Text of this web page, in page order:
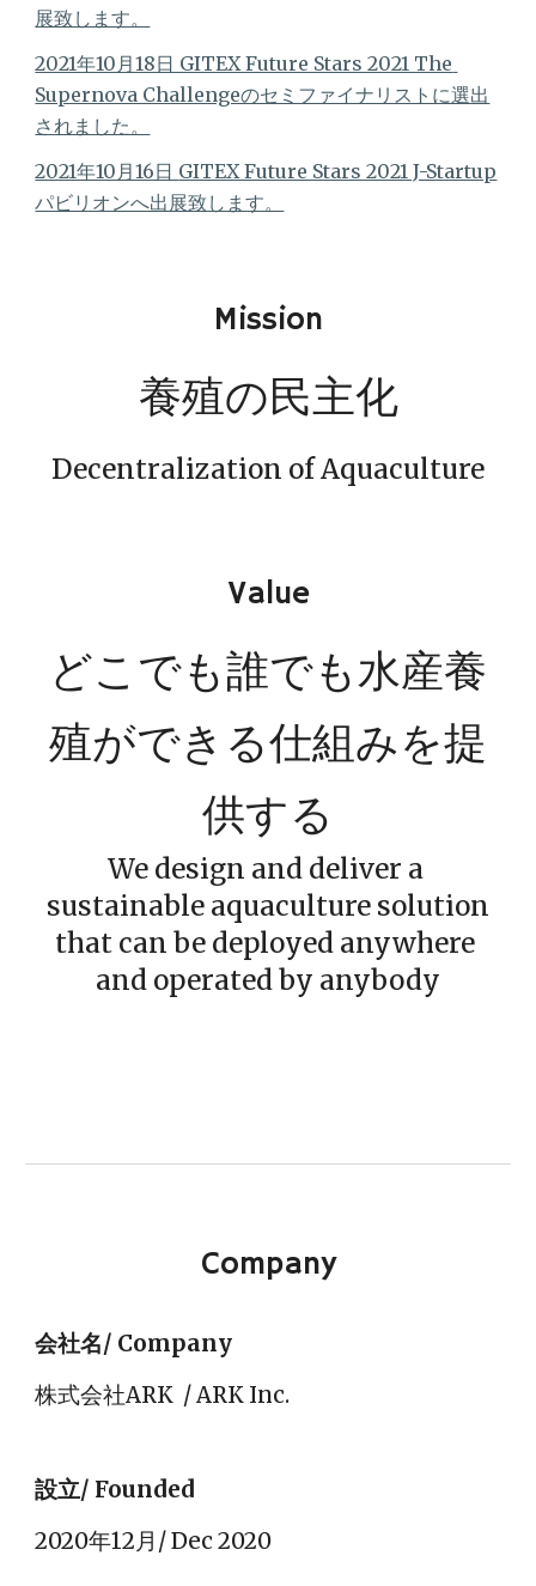
展致します。
2021年10月18日 GITEX Future Stars 2021 The
Supernova Challengeのセミファイナリストに選出
されました。
2021年10月16日 GITEX Future Stars 2021 J-Startup
パビリオンへ出展致します。
Mission
養殖の民主化
Decentralization of Aquaculture
Value
どこでも誰でも水産養
殖ができる仕組みを提
供する
We design and deliver a
sustainable aquaculture solution
that can be deployed anywhere
and operated by anybody
Company
会社名/ Company
株式会社ARK  / ARK Inc.
設立/ Founded
2020年12月/ Dec 2020